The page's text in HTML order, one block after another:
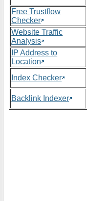
Free Trustflow
Checker
Website Traffic
Analysis
IP Address to
Location
Index Checker
Backlink Indexer